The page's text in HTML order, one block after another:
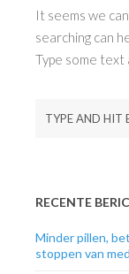
It seems we
searching can
Type some text
RECENTE
Minder pillen,
stoppen van